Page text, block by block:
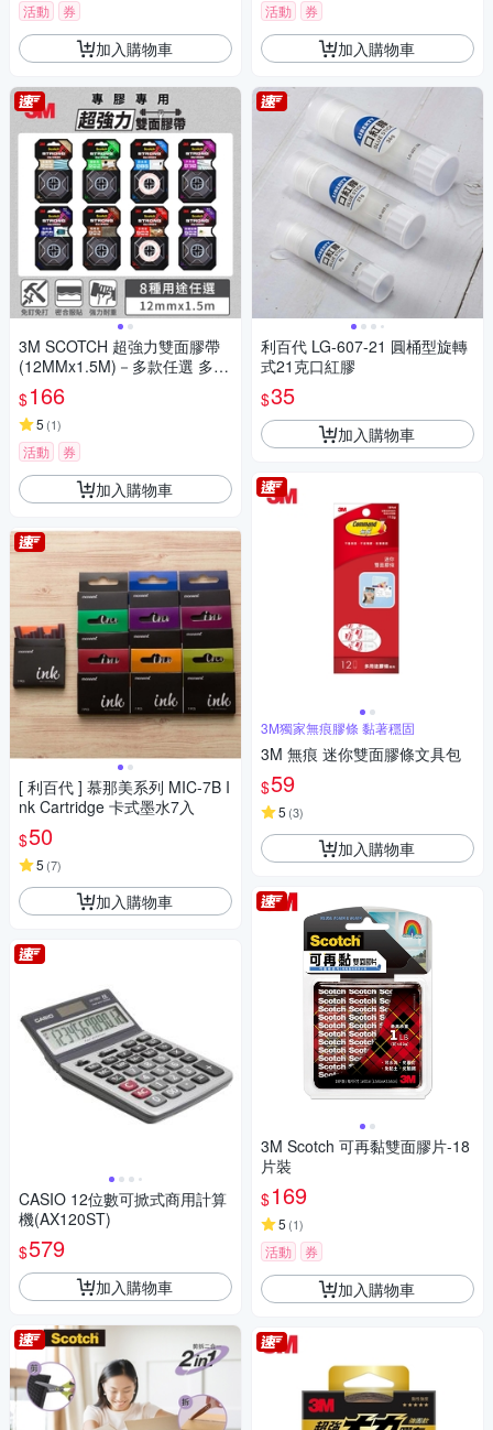
活動 券
加入購物車
3M SCOTCH 超強力雙面膠帶
(12MMx1.5M)－多款任選 多種
用途
$166
5 (1)
活動 券
加入購物車
[ 利百代 ] 慕那美系列 MIC-7B I
nk Cartridge 卡式墨水7入
$50
5 (7)
加入購物車
CASIO 12位數可掀式商用計算
機(AX120ST)
$579
加入購物車
活動 券
加入購物車
利百代 LG-607-21 圓桶型旋轉
式21克口紅膠
$35
加入購物車
3M獨家無痕膠條 黏著穩固
3M 無痕 迷你雙面膠條文具包
$59
5 (3)
加入購物車
3M Scotch 可再黏雙面膠片-18
片裝
$169
5 (1)
活動 券
加入購物車